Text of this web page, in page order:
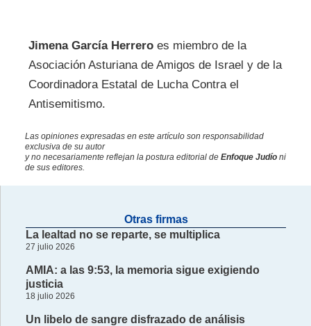
Jimena García Herreroes miembro de la
Asociación Asturiana de Amigos de Israel y de la
Coordinadora Estatal de Lucha Contra el
Antisemitismo.
Las opiniones expresadas en este artículo son responsabilidad
exclusiva de su autor
y no necesariamente reflejan la postura editorial de Enfoque Judíoni
de sus editores.
Otras firmas
La lealtad no se reparte, se multiplica
27 julio 2026
AMIA: a las 9:53, la memoria sigue exigiendo
justicia
18 julio 2026
Un libelo de sangre disfrazado de análisis